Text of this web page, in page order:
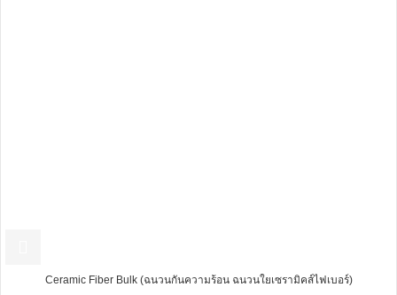
Ceramic Fiber Bulk (ฉนวนกันความร้อน ฉนวนใยเซรามิคส์ไฟเบอร์)